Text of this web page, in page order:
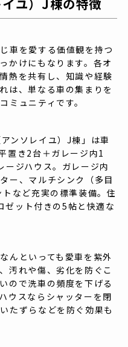
ユ）J棟の特徴
車を愛する価値観を持つ
かけにもなります。各オ
熱を共有し、知識や経験
は、単なる車の集まりを
ミュニティです。
ンソレイユ）J棟」は車
置き2台＋ガレージ内1
ージハウス。ガレージ内
ー、マルチシンク（多目
など充実の標準装備。住
ット付きの5帖と快適な
んといっても愛車を紫外
汚れや傷、劣化を防ぐこ
ので洗車の頻度を下げる
ウスならシャッターを閉
たずらなどを防ぐ効果も